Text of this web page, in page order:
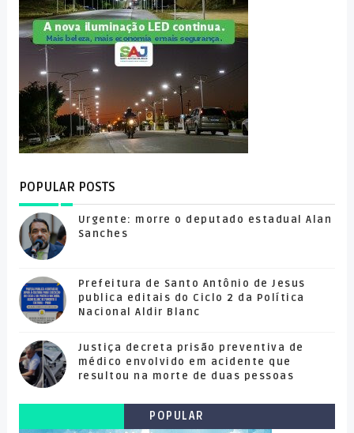
POPULAR POSTS
Urgente: morre o deputado estadual Alan
Sanches
Prefeitura de Santo Antônio de Jesus
publica editais do Ciclo 2 da Política
Nacional Aldir Blanc
Justiça decreta prisão preventiva de
médico envolvido em acidente que
resultou na morte de duas pessoas
POPULAR